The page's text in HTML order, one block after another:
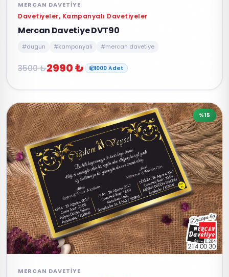
MERCAN DAVETIYE
Davetiyeler, Kampanyalı Davetiyeler
Mercan Davetiye DVT90
#dugun #kampanyali #mercan davetiye
3500 ₺2990 ₺ 1000 Adet
%15
MERCAN DAVETIYE